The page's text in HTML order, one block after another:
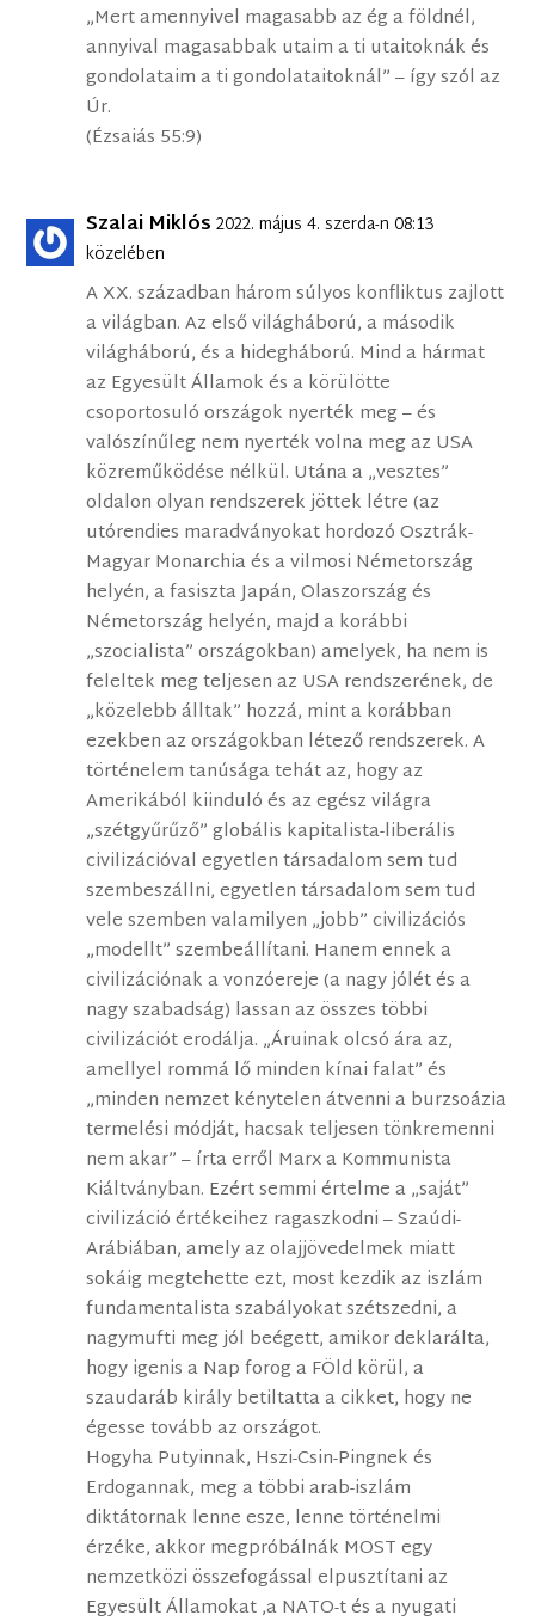
„Mert amennyivel magasabb az ég a földnél,
annyival magasabbak utaim a ti utaitoknák és
gondolataim a ti gondolataitoknál” – így szól az
Úr.
(Ézsaiás 55:9)
Szalai Miklós 2022. május 4. szerda-n 08:13
közelében
A XX. században három súlyos konfliktus zajlott
a világban. Az első világháború, a második
világháború, és a hidegháború. Mind a hármat
az Egyesült Államok és a körülötte
csoportosuló országok nyerték meg – és
valószínűleg nem nyerték volna meg az USA
közreműködése nélkül. Utána a „vesztes”
oldalon olyan rendszerek jöttek létre (az
utórendies maradványokat hordozó Osztrák-
Magyar Monarchia és a vilmosi Németország
helyén, a fasiszta Japán, Olaszország és
Németország helyén, majd a korábbi
„szocialista” országokban) amelyek, ha nem is
feleltek meg teljesen az USA rendszerének, de
„közelebb álltak” hozzá, mint a korábban
ezekben az országokban létező rendszerek. A
történelem tanúsága tehát az, hogy az
Amerikából kiinduló és az egész világra
„szétgyűrűző” globális kapitalista-liberális
civilizációval egyetlen társadalom sem tud
szembeszállni, egyetlen társadalom sem tud
vele szemben valamilyen „jobb” civilizációs
„modellt” szembeállítani. Hanem ennek a
civilizációnak a vonzóereje (a nagy jólét és a
nagy szabadság) lassan az összes többi
civilizációt erodálja. „Áruinak olcsó ára az,
amellyel rommá lő minden kínai falat” és
„minden nemzet kénytelen átvenni a burzsoázia
termelési módját, hacsak teljesen tönkremenni
nem akar” – írta erről Marx a Kommunista
Kiáltványban. Ezért semmi értelme a „saját”
civilizáció értékeihez ragaszkodni – Szaúdi-
Arábiában, amely az olajjövedelmek miatt
sokáig megtehette ezt, most kezdik az iszlám
fundamentalista szabályokat szétszedni, a
nagymufti meg jól beégett, amikor deklarálta,
hogy igenis a Nap forog a FÖld körül, a
szaudaráb király betiltatta a cikket, hogy ne
égesse tovább az országot.
Hogyha Putyinnak, Hszi-Csin-Pingnek és
Erdogannak, meg a többi arab-iszlám
diktátornak lenne esze, lenne történelmi
érzéke, akkor megpróbálnák MOST egy
nemzetközi összefogással elpusztítani az
Egyesült Államokat ,a NATO-t és a nyugati